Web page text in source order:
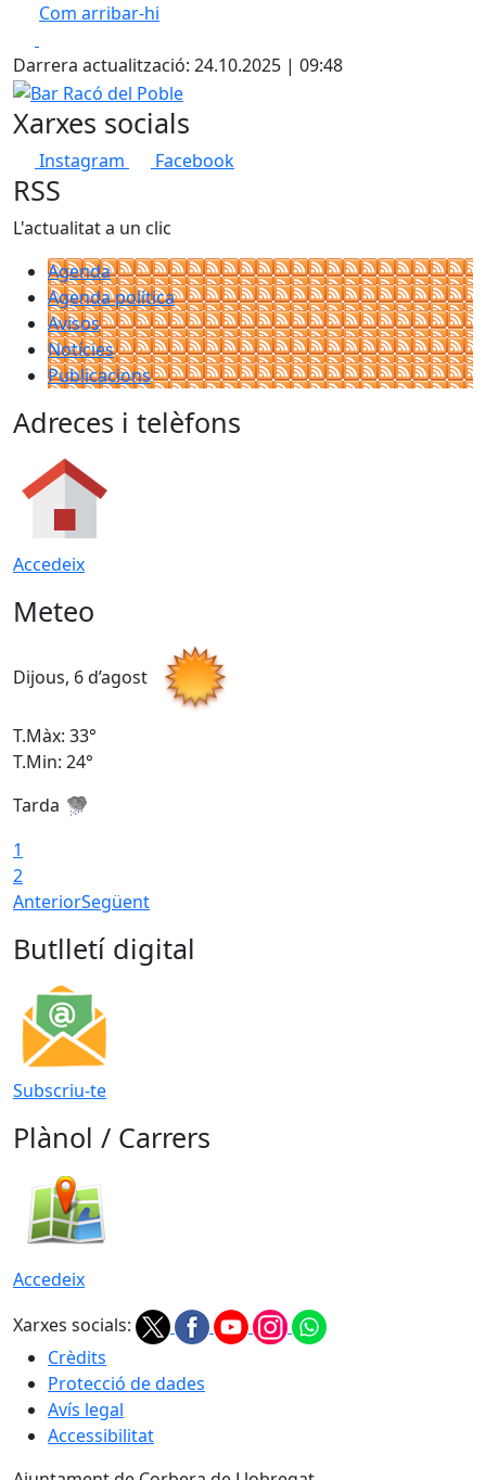
Com arribar-hi
+
−
Darrera actualització: 24.10.2025 | 09:48
Bar Racó del Poble
Xarxes socials
Instagram Facebook
RSS
L'actualitat a un clic
Agenda
Agenda política
Avisos
Notícies
Publicacions
Adreces i telèfons
Accedeix
Meteo
Dijous, 6 d’agost
T.Màx: 33°
T.Min: 24°
Tarda
1
2
AnteriorSegüent
Butlletí digital
Subscriu-te
Plànol / Carrers
Accedeix
Xarxes socials:
Crèdits
Protecció de dades
Avís legal
Accessibilitat